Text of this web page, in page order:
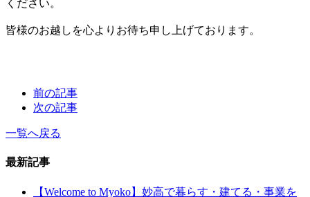
ください。
皆様のお越しを心よりお待ち申し上げております。
前の記事
次の記事
一覧へ戻る
最新記事
【Welcome to Myoko】妙高で暮らす・建てる・事業を